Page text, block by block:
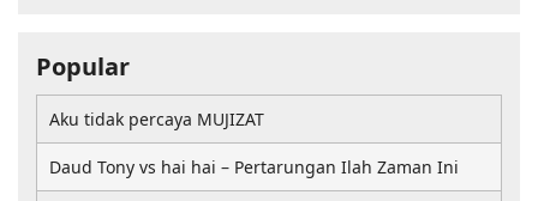
Popular
Aku tidak percaya MUJIZAT
Daud Tony vs hai hai – Pertarungan Ilah Zaman Ini